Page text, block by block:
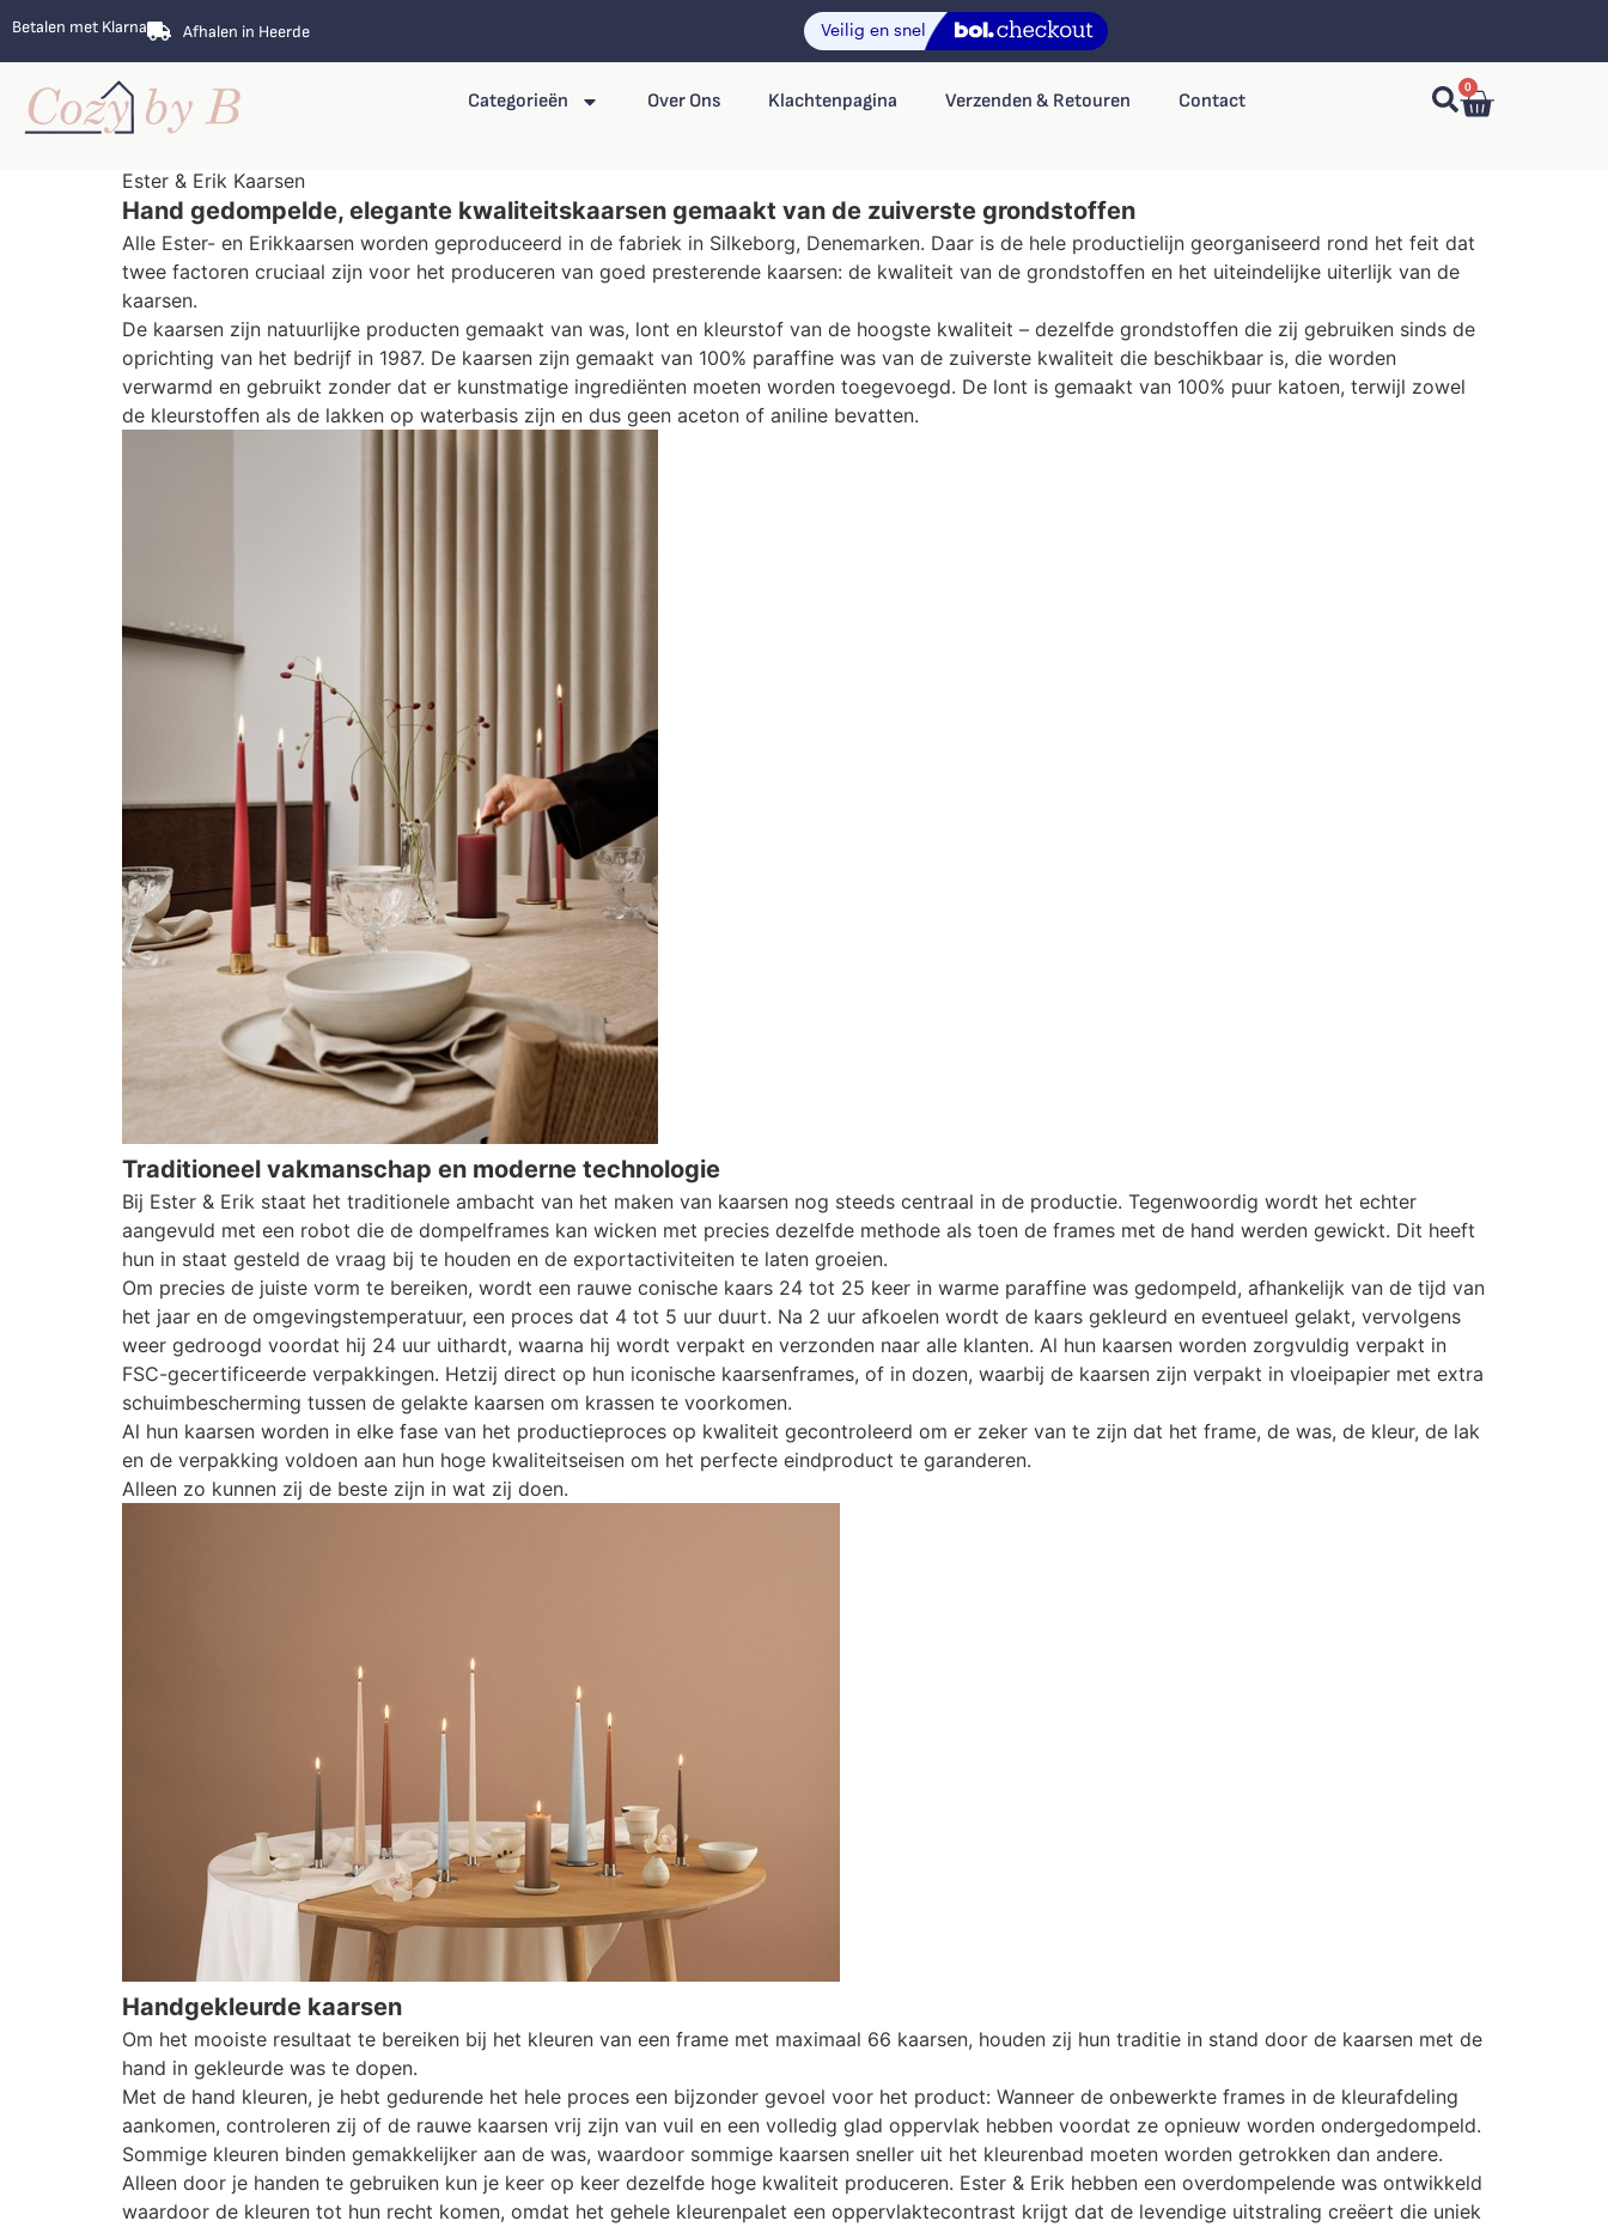
Betalen met Klarna Afhalen in Heerde
Categorieën Over Ons Klachtenpagina Verzenden & Retouren Contact
0
Ester & Erik Kaarsen
Hand gedompelde, elegante kwaliteitskaarsen gemaakt van de zuiverste grondstoffen
Alle Ester- en Erikkaarsen worden geproduceerd in de fabriek in Silkeborg, Denemarken. Daar is de hele productielijn georganiseerd rond het feit dat
twee factoren cruciaal zijn voor het produceren van goed presterende kaarsen: de kwaliteit van de grondstoffen en het uiteindelijke uiterlijk van de
kaarsen.
De kaarsen zijn natuurlijke producten gemaakt van was, lont en kleurstof van de hoogste kwaliteit – dezelfde grondstoffen die zij gebruiken sinds de
oprichting van het bedrijf in 1987. De kaarsen zijn gemaakt van 100% paraffine was van de zuiverste kwaliteit die beschikbaar is, die worden
verwarmd en gebruikt zonder dat er kunstmatige ingrediënten moeten worden toegevoegd. De lont is gemaakt van 100% puur katoen, terwijl zowel
de kleurstoffen als de lakken op waterbasis zijn en dus geen aceton of aniline bevatten.
Traditioneel vakmanschap en moderne technologie
Bij Ester & Erik staat het traditionele ambacht van het maken van kaarsen nog steeds centraal in de productie. Tegenwoordig wordt het echter
aangevuld met een robot die de dompelframes kan wicken met precies dezelfde methode als toen de frames met de hand werden gewickt. Dit heeft
hun in staat gesteld de vraag bij te houden en de exportactiviteiten te laten groeien.
Om precies de juiste vorm te bereiken, wordt een rauwe conische kaars 24 tot 25 keer in warme paraffine was gedompeld, afhankelijk van de tijd van
het jaar en de omgevingstemperatuur, een proces dat 4 tot 5 uur duurt. Na 2 uur afkoelen wordt de kaars gekleurd en eventueel gelakt, vervolgens
weer gedroogd voordat hij 24 uur uithardt, waarna hij wordt verpakt en verzonden naar alle klanten. Al hun kaarsen worden zorgvuldig verpakt in
FSC-gecertificeerde verpakkingen. Hetzij direct op hun iconische kaarsenframes, of in dozen, waarbij de kaarsen zijn verpakt in vloeipapier met extra
schuimbescherming tussen de gelakte kaarsen om krassen te voorkomen.
Al hun kaarsen worden in elke fase van het productieproces op kwaliteit gecontroleerd om er zeker van te zijn dat het frame, de was, de kleur, de lak
en de verpakking voldoen aan hun hoge kwaliteitseisen om het perfecte eindproduct te garanderen.
Alleen zo kunnen zij de beste zijn in wat zij doen.
Handgekleurde kaarsen
Om het mooiste resultaat te bereiken bij het kleuren van een frame met maximaal 66 kaarsen, houden zij hun traditie in stand door de kaarsen met de
hand in gekleurde was te dopen.
Met de hand kleuren, je hebt gedurende het hele proces een bijzonder gevoel voor het product: Wanneer de onbewerkte frames in de kleurafdeling
aankomen, controleren zij of de rauwe kaarsen vrij zijn van vuil en een volledig glad oppervlak hebben voordat ze opnieuw worden ondergedompeld.
Sommige kleuren binden gemakkelijker aan de was, waardoor sommige kaarsen sneller uit het kleurenbad moeten worden getrokken dan andere.
Alleen door je handen te gebruiken kun je keer op keer dezelfde hoge kwaliteit produceren. Ester & Erik hebben een overdompelende was ontwikkeld
waardoor de kleuren tot hun recht komen, omdat het gehele kleurenpalet een oppervlaktecontrast krijgt dat de levendige uitstraling creëert die uniek